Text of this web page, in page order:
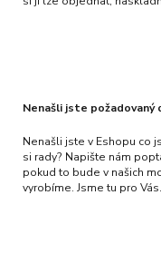
Nenašli jste požadovaný
Nenašli jste v Eshopu co
si rady? Napište nám
pokud to bude v našich
vyrobíme. Jsme tu pro Vás.